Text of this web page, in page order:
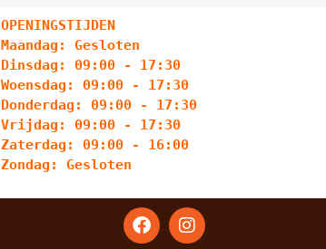
OPENINGSTIJDEN
Maandag: Gesloten
Dinsdag: 09:00 - 17:30
Woensdag: 09:00 - 17:30
Donderdag: 09:00 - 17:30
Vrijdag: 09:00 - 17:30
Zaterdag: 09:00 - 16:00
Zondag: Gesloten